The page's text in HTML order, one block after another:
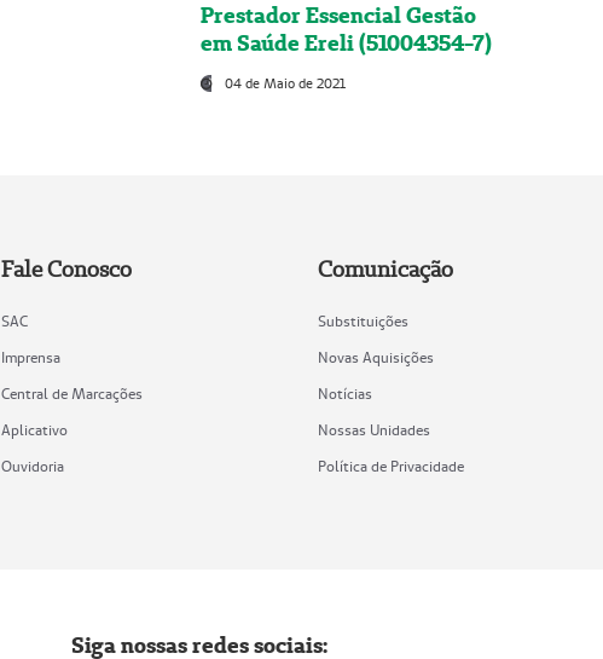
Prestador Essencial Gestão
em Saúde Ereli (51004354-7)
04 de Maio de 2021
Fale Conosco
SAC
Imprensa
Central de Marcações
Aplicativo
Ouvidoria
Comunicação
Substituições
Novas Aquisições
Notícias
Nossas Unidades
Política de Privacidade
Siga nossas redes sociais: